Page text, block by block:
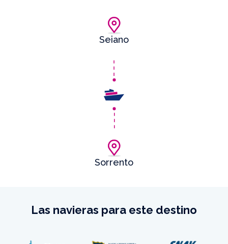
Seiano
Sorrento
Las navieras para este destino